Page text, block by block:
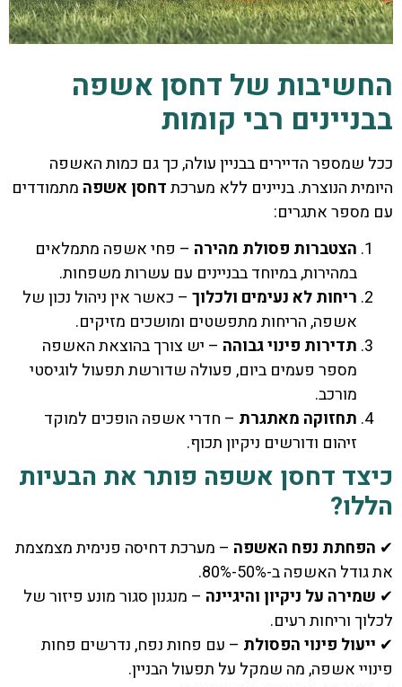
החשיבות של דחסן אשפה
בבניינים רבי קומות
ככל שמספר הדיירים בבניין עולה, כך גם כמות האשפה
היומית הנוצרת. בניינים ללא מערכתדחסן אשפה מתמודדים
עם מספר אתגרים:
הצטברות פסולת מהירה – פחי אשפה מתמלאים
במהירות, במיוחד בבניינים עם עשרות משפחות.
ריחות לא נעימים ולכלוך – כאשר אין ניהול נכון של
אשפה, הריחות מתפשטים ומושכים מזיקים.
תדירות פינוי גבוהה – יש צורך בהוצאת האשפה
מספר פעמים ביום, פעולה שדורשת תפעול לוגיסטי
מורכב.
תחזוקה מאתגרת – חדרי אשפה הופכים למוקד
זיהום ודורשים ניקיון תכוף.
כיצד דחסן אשפה פותר את הבעיות
הללו?
✔ הפחתת נפח האשפה – מערכת דחיסה פנימית מצמצמת
את גודל האשפה ב-50%-80%.
✔ שמירה על ניקיון והיגיינה – מנגנון סגור מונע פיזור של
לכלוך וריחות רעים.
✔ ייעול פינוי הפסולת – עם פחות נפח, נדרשים פחות
פינויי אשפה, מה שמקל על תפעול הבניין.